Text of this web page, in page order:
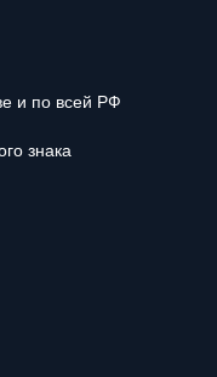
и по всей РФ
знака